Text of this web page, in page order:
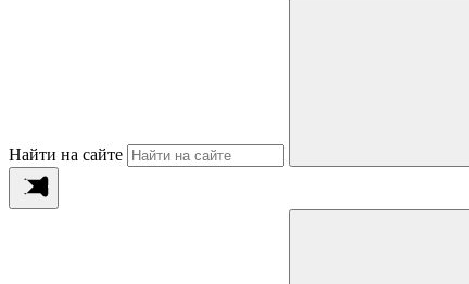
Найти на сайте